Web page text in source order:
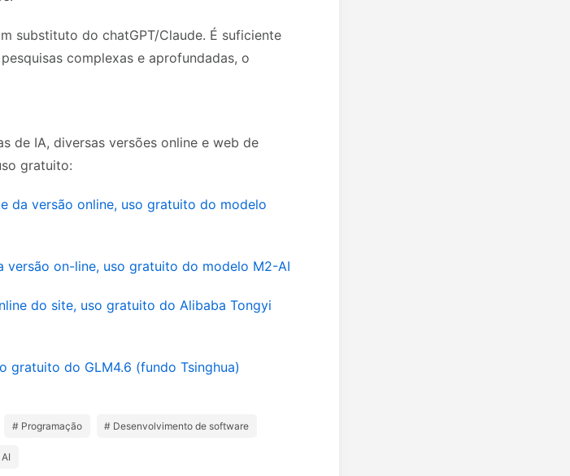
substituto do chatGPT/Claude. É suficiente
complexas e aprofundadas, o
de IA, diversas versões online e web de
gratuito:
da versão online, uso gratuito do modelo
versão on-line, uso gratuito do modelo M2-AI
do site, uso gratuito do Alibaba Tongyi
gratuito do GLM4.6 (fundo Tsinghua)
# Programação # Desenvolvimento de software